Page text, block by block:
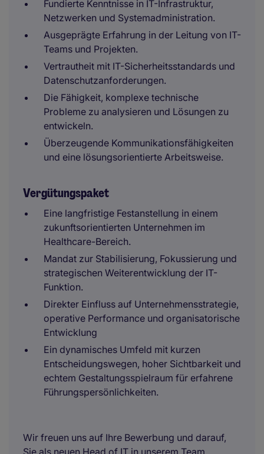
Fundierte Kenntnisse in IT-Infrastruktur,
Netzwerken und Systemadministration.
Ausgeprägte Erfahrung in der Leitung von IT-
Teams und Projekten.
Vertrautheit mit IT-Sicherheitsstandards und
Datenschutzanforderungen.
Die Fähigkeit, komplexe technische
Probleme zu analysieren und Lösungen zu
entwickeln.
Überzeugende Kommunikationsfähigkeiten
und eine lösungsorientierte Arbeitsweise.
Vergütungspaket
Eine langfristige Festanstellung in einem
zukunftsorientierten Unternehmen im
Healthcare-Bereich.
Mandat zur Stabilisierung, Fokussierung und
strategischen Weiterentwicklung der IT-
Funktion.
Direkter Einfluss auf Unternehmensstrategie,
operative Performance und organisatorische
Entwicklung
Ein dynamisches Umfeld mit kurzen
Entscheidungswegen, hoher Sichtbarkeit und
echtem Gestaltungsspielraum für erfahrene
Führungspersönlichkeiten.
Wir freuen uns auf Ihre Bewerbung und darauf,
Sie als neuen Head of IT in unserem Team